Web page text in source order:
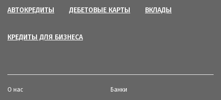
АВТОКРЕДИТЫ ДЕБЕТОВЫЕ КАРТЫ ВКЛАДЫ
КРЕДИТЫ ДЛЯ БИЗНЕСА
О нас Банки